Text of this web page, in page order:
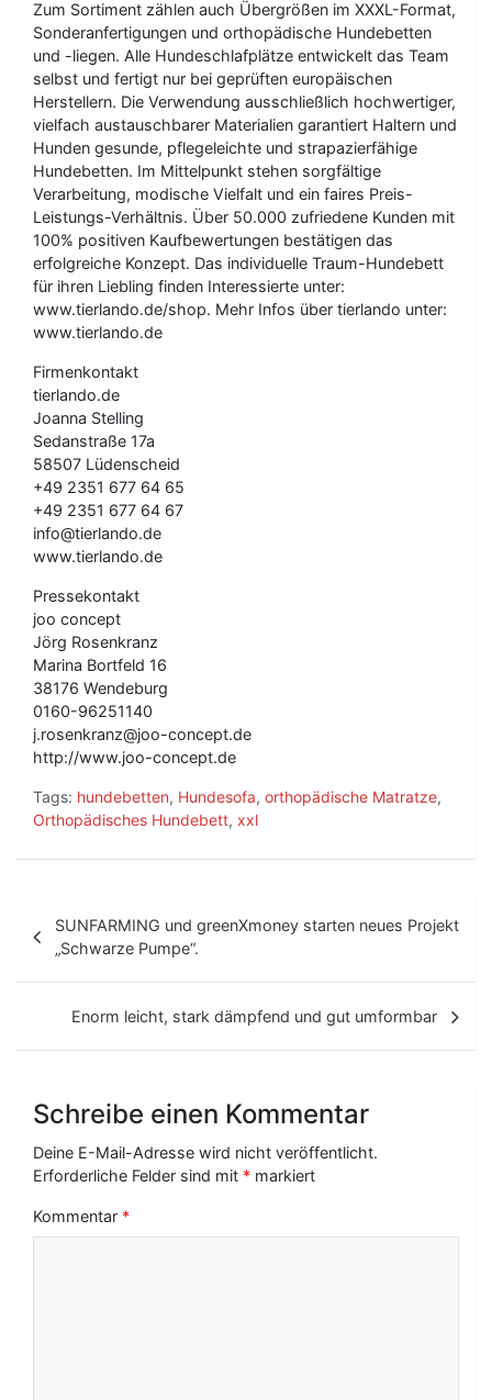
Zum Sortiment zählen auch Übergrößen im XXXL-Format,
Sonderanfertigungen und orthopädische Hundebetten
und -liegen. Alle Hundeschlafplätze entwickelt das Team
selbst und fertigt nur bei geprüften europäischen
Herstellern. Die Verwendung ausschließlich hochwertiger,
vielfach austauschbarer Materialien garantiert Haltern und
Hunden gesunde, pflegeleichte und strapazierfähige
Hundebetten. Im Mittelpunkt stehen sorgfältige
Verarbeitung, modische Vielfalt und ein faires Preis-
Leistungs-Verhältnis. Über 50.000 zufriedene Kunden mit
100% positiven Kaufbewertungen bestätigen das
erfolgreiche Konzept. Das individuelle Traum-Hundebett
für ihren Liebling finden Interessierte unter:
www.tierlando.de/shop. Mehr Infos über tierlando unter:
www.tierlando.de
Firmenkontakt
tierlando.de
Joanna Stelling
Sedanstraße 17a
58507 Lüdenscheid
+49 2351 677 64 65
+49 2351 677 64 67
info@tierlando.de
www.tierlando.de
Pressekontakt
joo concept
Jörg Rosenkranz
Marina Bortfeld 16
38176 Wendeburg
0160-96251140
j.rosenkranz@joo-concept.de
http://www.joo-concept.de
Tags: hundebetten, Hundesofa, orthopädische Matratze,
Orthopädisches Hundebett, xxl
e
i
r
g
N
SUNFARMING und greenXmoney starten neues Projekt
„Schwarze Pumpe“.
Enorm leicht, stark dämpfend und gut umformbar
Schreibe einen Kommentar
Deine E-Mail-Adresse wird nicht veröffentlicht.
Erforderliche Felder sind mit * markiert
Kommentar *